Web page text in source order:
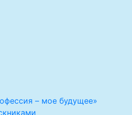
– мое будущее»